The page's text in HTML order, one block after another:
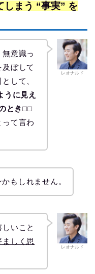
しまう “事実” を
レオナルド
意識っ
ぼして
して、
に見え
とき□□
って言わ
もしれません。
レオナルド
いこと
ましく思